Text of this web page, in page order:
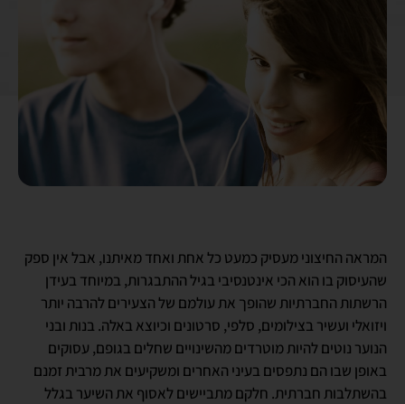
המראה החיצוני מעסיק כמעט כל אחת ואחד מאיתנו, אבל אין ספק
שהעיסוק בו הוא הכי אינטנסיבי בגיל ההתבגרות, במיוחד בעידן
הרשתות החברתיות שהופך את עולמם של הצעירים להרבה יותר
ויזואלי ועשיר בצילומים, סלפי, סרטונים וכיוצא באלה. בנות ובני
הנוער נוטים להיות מוטרדים מהשינויים שחלים בגופם, עסוקים
באופן שבו הם נתפסים בעיני האחרים ומשקיעים את מרבית זמנם
בהשתלבות חברתית. חלקם מתביישים לאסוף את השיער בגלל